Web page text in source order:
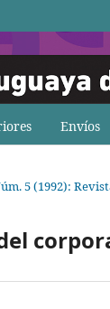
Envíos
5 (1992):